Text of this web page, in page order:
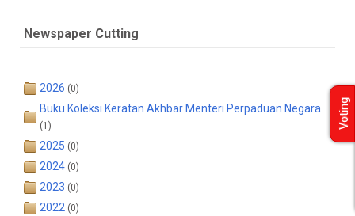
Newspaper Cutting
2026 (0)
Buku Koleksi Keratan Akhbar Menteri Perpaduan Negara
(1)
2025 (0)
2024 (0)
2023 (0)
2022 (0)
Voting